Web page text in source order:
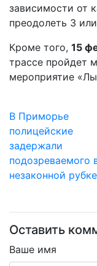
зависимости от
преодолеть 3
Кроме того, 15
трассе пройдет
мероприятие
В Приморье
полицейские
задержали
подозреваемого
незаконной
Оставить
Ваше имя